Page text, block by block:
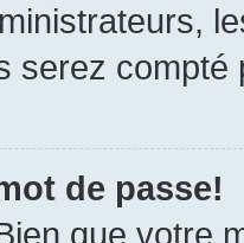
serez
de passe!
que votre